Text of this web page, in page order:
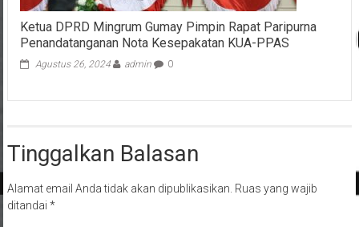
Ketua DPRD Mingrum Gumay Pimpin Rapat Paripurna
Penandatanganan Nota Kesepakatan KUA-PPAS
Agustus 26, 2024 admin 0
Tinggalkan Balasan
Alamat email Anda tidak akan dipublikasikan. Ruas yang wajib
ditandai *